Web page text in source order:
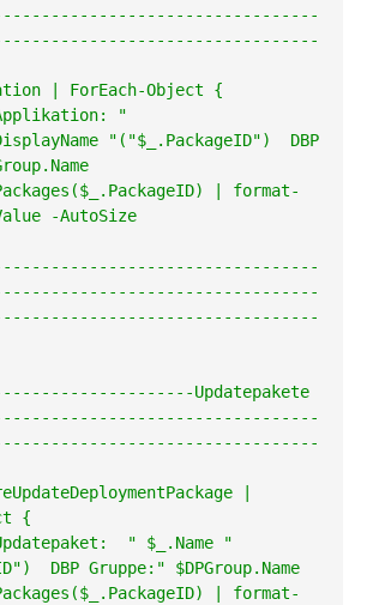
| ForEach-Object {
"
"("$_.PackageID")  DBP
| format-
-AutoSize
Updatepakete
|
{
" $_.Name "
DBP Gruppe:" $DPGroup.Name
| format-